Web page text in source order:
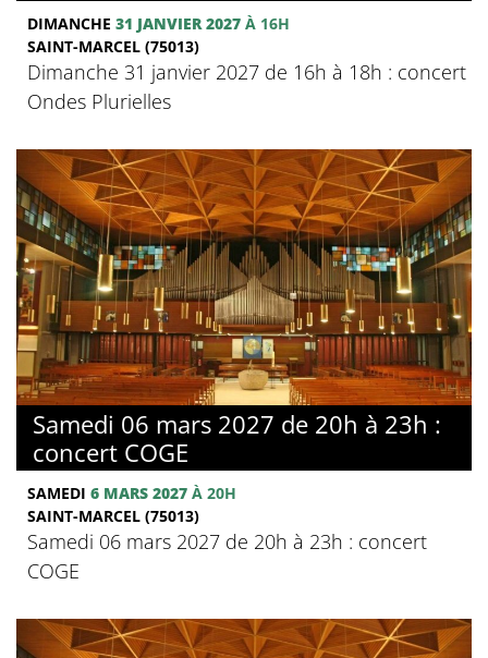
DIMANCHE 31 JANVIER 2027 À 16H
SAINT-MARCEL (75013)
Dimanche 31 janvier 2027 de 16h à 18h : concert
Ondes Plurielles
Samedi 06 mars 2027 de 20h à 23h :
concert COGE
SAMEDI 6 MARS 2027 À 20H
SAINT-MARCEL (75013)
Samedi 06 mars 2027 de 20h à 23h : concert
COGE